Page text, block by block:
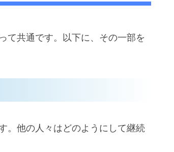
て共通です。以下に、その一部を
。他の人々はどのようにして継続